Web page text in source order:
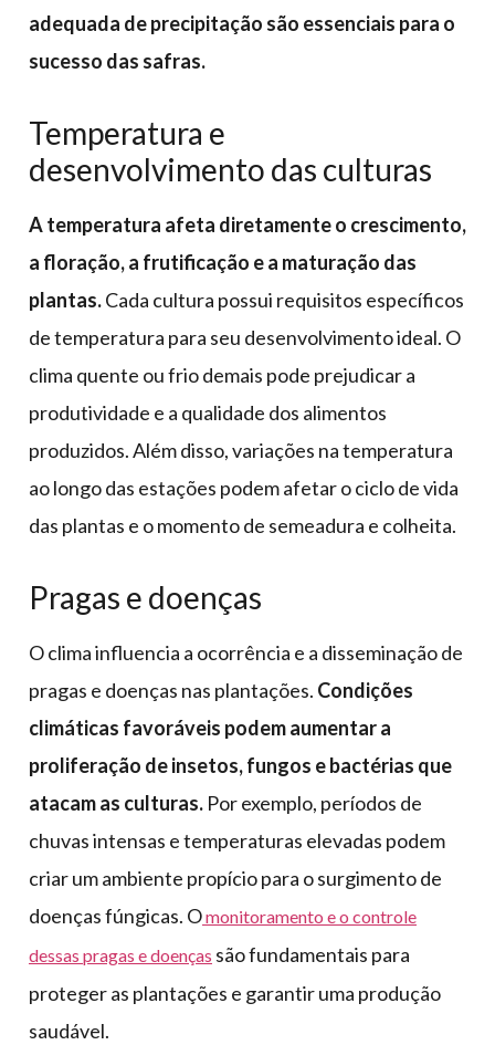
adequada de precipitação são essenciais para o
sucesso das safras.
Temperatura e
desenvolvimento das culturas
A temperatura afeta diretamente o crescimento,
a floração, a frutificação e a maturação das
plantas.Cada cultura possui requisitos específicos
de temperatura para seu desenvolvimento ideal. O
clima quente ou frio demais pode prejudicar a
produtividade e a qualidade dos alimentos
produzidos. Além disso, variações na temperatura
ao longo das estações podem afetar o ciclo de vida
das plantas e o momento de semeadura e colheita.
Pragas e doenças
O clima influencia a ocorrência e a disseminação de
pragas e doenças nas plantações. Condições
climáticas favoráveis podem aumentar a
proliferação de insetos, fungos e bactérias que
atacam as culturas. Por exemplo, períodos de
chuvas intensas e temperaturas elevadas podem
criar um ambiente propício para o surgimento de
doenças fúngicas. Omonitoramento e o controle
dessas pragas e doenças são fundamentais para
proteger as plantações e garantir uma produção
saudável.